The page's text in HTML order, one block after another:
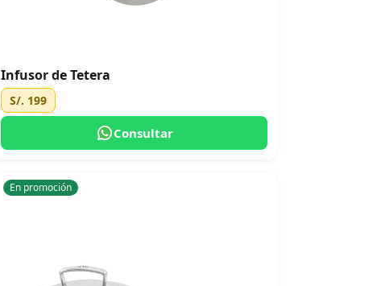
Infusor de Tetera
S/. 199
Consultar
En promoción